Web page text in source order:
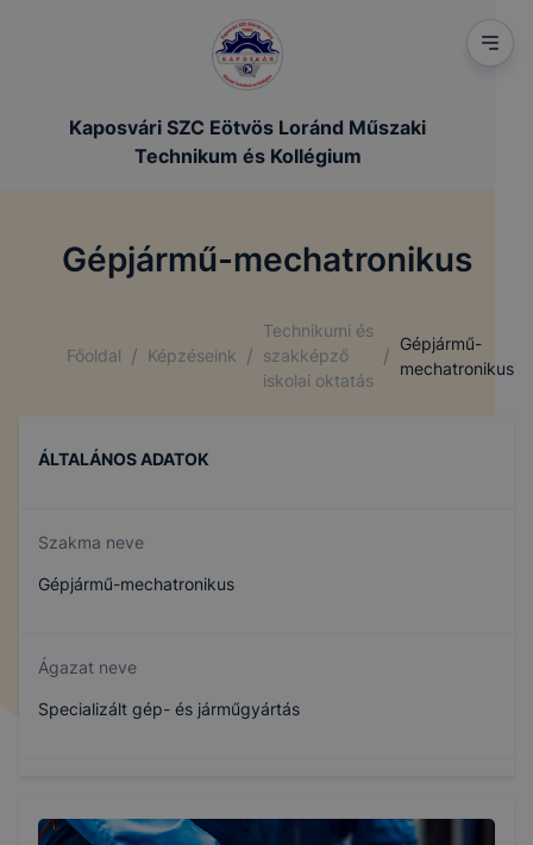
Kaposvári SZC Eötvös Loránd Műszaki
Technikum és Kollégium
Gépjármű-mechatronikus
Főoldal / Képzéseink /
Technikumi és
szakképző
iskolai oktatás
/
Gépjármű-
mechatronikus
ÁLTALÁNOS ADATOK
Szakma neve
Gépjármű-mechatronikus
Ágazat neve
Specializált gép- és járműgyártás
407161905